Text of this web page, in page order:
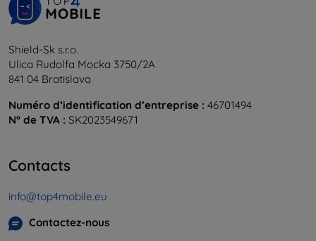
Shield-Sk s.r.o.
Ulica Rudolfa Mocka 3750/2A
841 04 Bratislava
Numéro d’identification d’entreprise : 46701494
N° de TVA : SK2023549671
Contacts
info@top4mobile.eu
Contactez-nous